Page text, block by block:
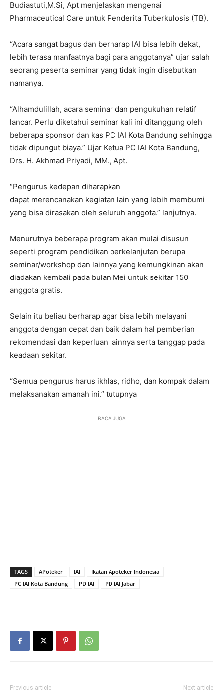
Budiastuti,M.Si, Apt menjelaskan mengenai
Pharmaceutical Care untuk Penderita Tuberkulosis (TB).
“Acara sangat bagus dan berharap IAI bisa lebih dekat,
lebih terasa manfaatnya bagi para anggotanya” ujar salah
seorang peserta seminar yang tidak ingin disebutkan
namanya.
“Alhamdulillah, acara seminar dan pengukuhan relatif
lancar. Perlu diketahui seminar kali ini ditanggung oleh
beberapa sponsor dan kas PC IAI Kota Bandung sehingga
tidak dipungut biaya.” Ujar Ketua PC IAI Kota Bandung,
Drs. H. Akhmad Priyadi, MM., Apt.
“Pengurus kedepan diharapkan
dapat merencanakan kegiatan lain yang lebih membumi
yang bisa dirasakan oleh seluruh anggota.” lanjutnya.
Menurutnya beberapa program akan mulai disusun
seperti program pendidikan berkelanjutan berupa
seminar/workshop dan lainnya yang kemungkinan akan
diadakan kembali pada bulan Mei untuk sekitar 150
anggota gratis.
Selain itu beliau berharap agar bisa lebih melayani
anggota dengan cepat dan baik dalam hal pemberian
rekomendasi dan keperluan lainnya serta tanggap pada
keadaan sekitar.
“Semua pengurus harus ikhlas, ridho, dan kompak dalam
melaksanakan amanah ini.” tutupnya
BACA JUGA
TAGS APoteker IAI
Ikatan Apoteker Indonesia
PC IAI Kota Bandung
PD IAI PD IAI Jabar
Previous article Next article